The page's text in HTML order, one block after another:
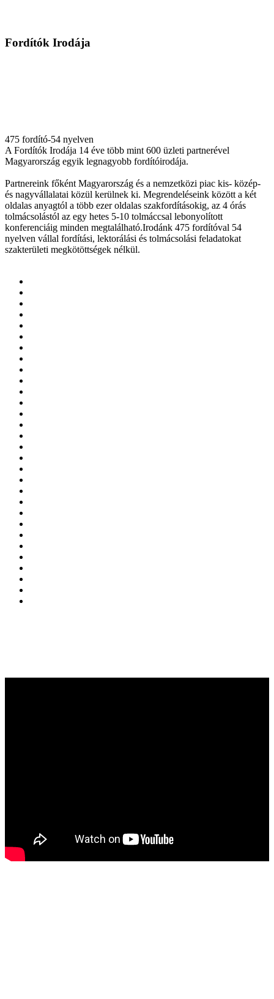
Fordítók Irodája
475 fordító-54 nyelven
A Fordítók Irodája 14 éve több mint 600 üzleti partnerével
Magyarország egyik legnagyobb fordítóirodája.
Partnereink főként Magyarország és a nemzetközi piac kis- közép-
és nagyvállalatai közül kerülnek ki. Megrendeléseink között a két
oldalas anyagtól a több ezer oldalas szakfordításokig, az 4 órás
tolmácsolástól az egy hetes 5-10 tolmáccsal lebonyolított
konferenciáig minden megtalálható.Irodánk 475 fordítóval 54
nyelven vállal fordítási, lektorálási és tolmácsolási feladatokat
szakterületi megkötöttségek nélkül.